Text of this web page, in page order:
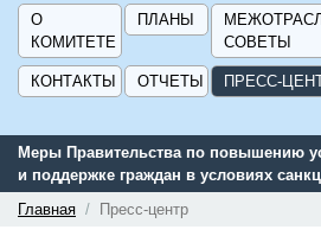
О
КОМИТЕТЕ
ПЛАНЫ
СОВЕТЫ
КОНТАКТЫ ОТЧЕТЫ ПРЕСС-
Правительства по повышению
поддержке граждан в условиях санкций
Главная Пресс-центр